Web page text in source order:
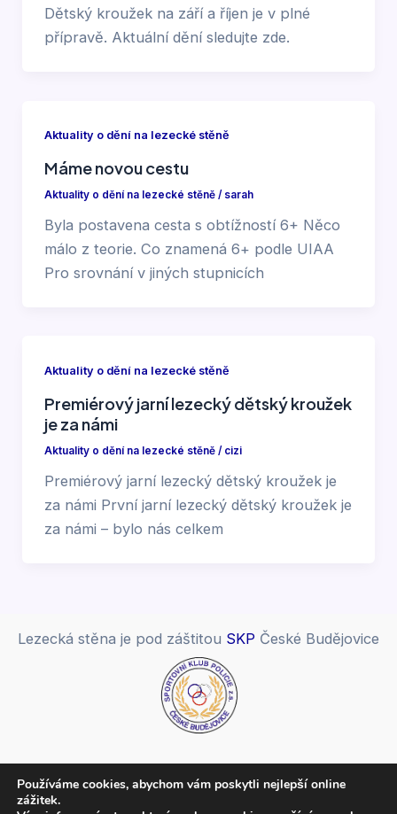
Dětský kroužek na září a říjen je v plné
přípravě. Aktuální dění sledujte zde.
Aktuality o dění na lezecké stěně
Máme novou cestu
Aktuality o dění na lezecké stěně/ sarah
Byla postavena cesta s obtížností 6+ Něco
málo z teorie. Co znamená 6+ podle UIAA
Pro srovnání v jiných stupnicích
Aktuality o dění na lezecké stěně
Premiérový jarní lezecký dětský kroužek
je za námi
Aktuality o dění na lezecké stěně/ cizi
Premiérový jarní lezecký dětský kroužek je
za námi První jarní lezecký dětský kroužek je
za námi – bylo nás celkem
Lezecká stěna je pod záštitou SKP České Budějovice
Spolupracujeme:
Používáme cookies, abychom vám poskytli nejlepší online
zážitek.